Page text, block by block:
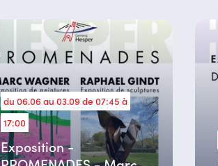
du 06.06 au 03.09 de 07:45 à
17:00
Exposition -